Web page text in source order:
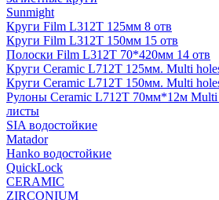
Sunmight
Круги Film L312T 125мм 8 отв
Круги Film L312T 150мм 15 отв
Полоски Film L312T 70*420мм 14 отв
Круги Ceramic L712T 125мм. Multi
Круги Ceramic L712T 150мм. Multi
Рулоны Ceramic L712T 70мм*12м Multi
листы
SIA водостойкие
Matador
Hanko водостойкие
QuickLock
CERAMIC
ZIRCONIUM